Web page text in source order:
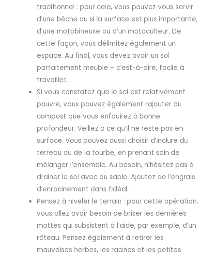
traditionnel : pour cela, vous pouvez vous servir
d’une bêche ou si la surface est plus importante,
d’une motobineuse ou d’un motoculteur. De
cette façon, vous délimitez également un
espace. Au final, vous devez avoir un sol
parfaitement meuble – c’est-à-dire, facile à
travailler.
Si vous constatez que le sol est relativement
pauvre, vous pouvez également rajouter du
compost que vous enfouirez à bonne
profondeur. Veillez à ce qu’il ne reste pas en
surface. Vous pouvez aussi choisir d’inclure du
terreau ou de la tourbe, en prenant soin de
mélanger l’ensemble. Au besoin, n’hésitez pas à
drainer le sol avec du sable. Ajoutez de l’engrais
d’enracinement dans l’idéal.
Pensez à niveler le terrain : pour cette opération,
vous allez avoir besoin de briser les dernières
mottes qui subsistent à l’aide, par exemple, d’un
râteau. Pensez également à retirer les
mauvaises herbes, les racines et les petites